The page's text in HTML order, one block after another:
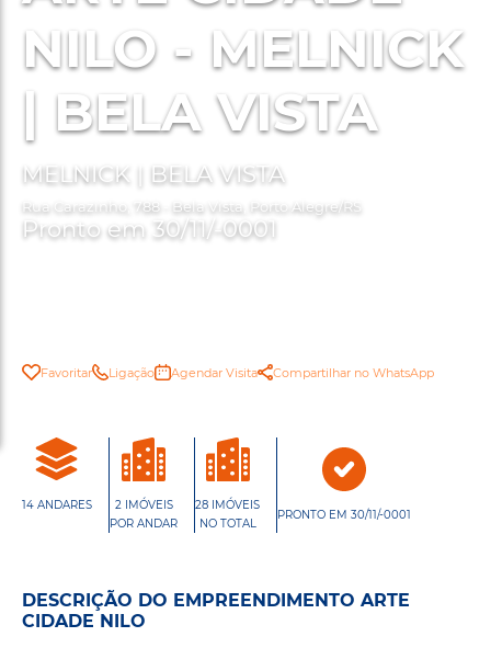
NILO - MELNICK
| BELA VISTA
MELNICK | BELA VISTA
Rua Carazinho, 788 - Bela Vista, Porto Alegre/RS
Pronto em 30/11/-0001
Favoritar Ligação Agendar Visita Compartilhar no WhatsApp
14 ANDARES
2 IMÓVEIS
POR ANDAR
28 IMÓVEIS
NO TOTAL
PRONTO EM 30/11/-0001
DESCRIÇÃO DO EMPREENDIMENTO ARTE
CIDADE NILO